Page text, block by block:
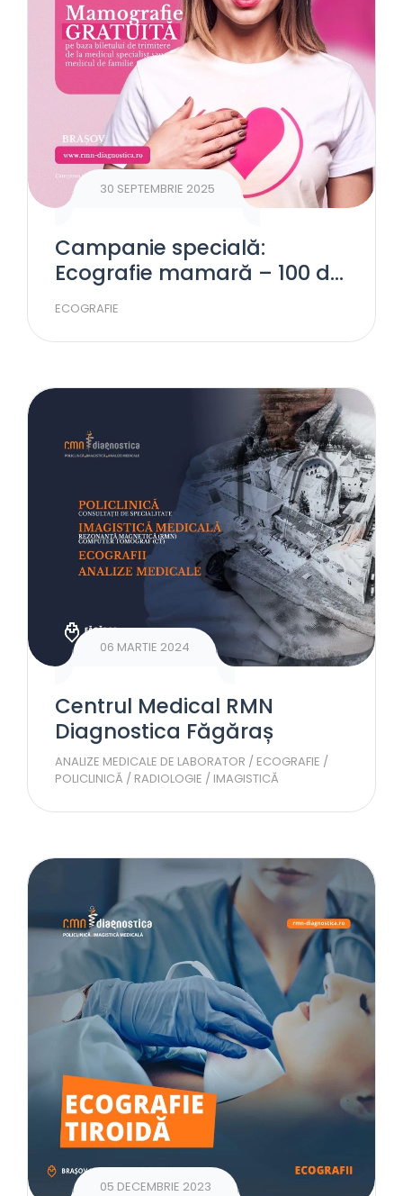
30 SEPTEMBRIE 2025
Campanie specială:
Ecografie mamară – 100 de
lei
ECOGRAFIE
06 MARTIE 2024
Centrul Medical RMN
Diagnostica Făgăraș
ANALIZE MEDICALE DE LABORATOR / ECOGRAFIE /
POLICLINICĂ / RADIOLOGIE / IMAGISTICĂ
05 DECEMBRIE 2023